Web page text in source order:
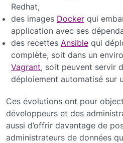
Redhat,
des images Docker qui
application avec ses
des recettes Ansible qui
complète, soit dans un
Vagrant, soit peuvent servir
déploiement automatisé sur
Ces évolutions ont pour
développeurs et des
aussi d’offrir davantage de
administrateurs de données